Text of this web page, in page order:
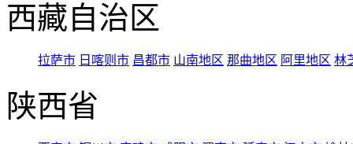
西藏自治区
拉萨市 日喀则市 昌都市 山南地区 那曲地区 阿里地区 林
陕西省